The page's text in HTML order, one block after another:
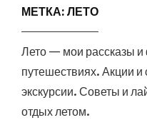
МЕТКА: ЛЕТО
Лето — мои рассказы и
путешествиях. Акции и
экскурсии. Советы и
отдых летом.